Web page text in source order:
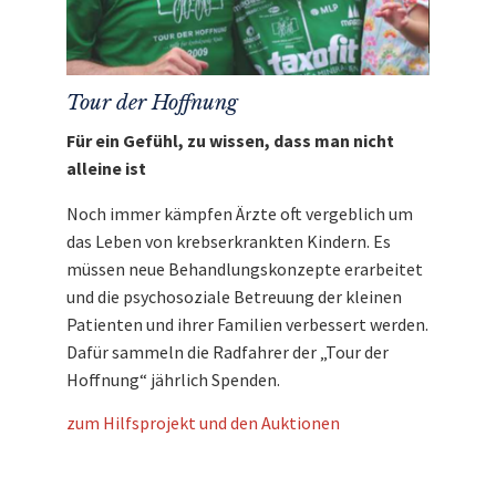
Tour der Hoffnung
Für ein Gefühl, zu wissen, dass man nicht
alleine ist
Noch immer kämpfen Ärzte oft vergeblich um
das Leben von krebserkrankten Kindern. Es
müssen neue Behandlungskonzepte erarbeitet
und die psychosoziale Betreuung der kleinen
Patienten und ihrer Familien verbessert werden.
Dafür sammeln die Radfahrer der „Tour der
Hoffnung“ jährlich Spenden.
zum Hilfsprojekt und den Auktionen